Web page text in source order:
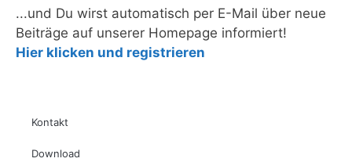
...und Du wirst automatisch per E-Mail über neue
Beiträge auf unserer Homepage informiert!
Hier klicken und registrieren
Kontakt
Download